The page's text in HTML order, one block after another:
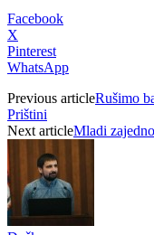
Facebook
X
Pinterest
WhatsApp
Previous articleRušimo
Prištini
Next articleMladi